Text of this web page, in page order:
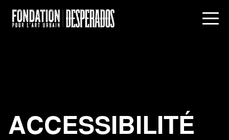
ACCESSIBILITÉ